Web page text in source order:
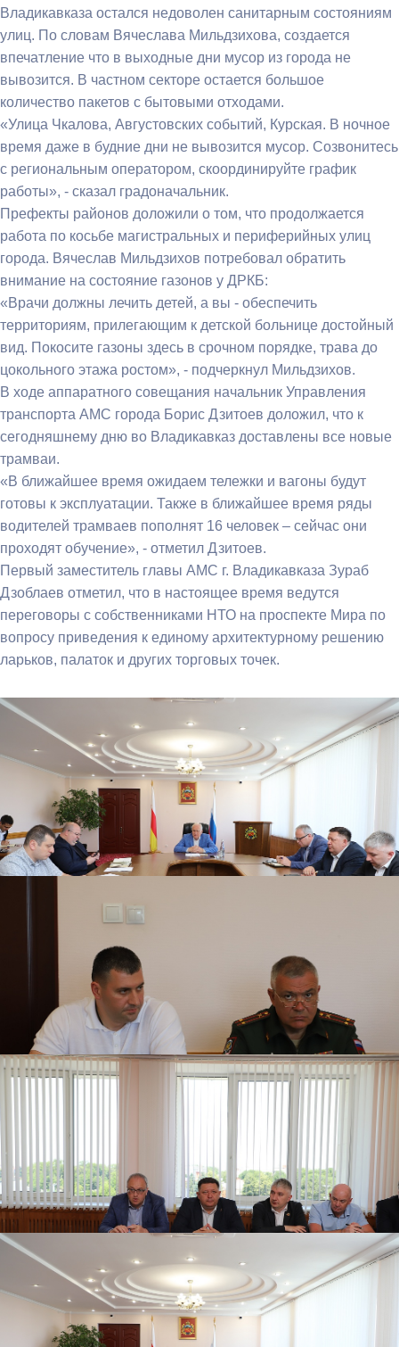
Владикавказа остался недоволен санитарным состояниям
улиц. По словам Вячеслава Мильдзихова, создается
впечатление что в выходные дни мусор из города не
вывозится. В частном секторе остается большое
количество пакетов с бытовыми отходами.
«Улица Чкалова, Августовских событий, Курская. В ночное
время даже в будние дни не вывозится мусор. Созвонитесь
с региональным оператором, скоординируйте график
работы», - сказал градоначальник.
Префекты районов доложили о том, что продолжается
работа по косьбе магистральных и периферийных улиц
города. Вячеслав Мильдзихов потребовал обратить
внимание на состояние газонов у ДРКБ:
«Врачи должны лечить детей, а вы - обеспечить
территориям, прилегающим к детской больнице достойный
вид. Покосите газоны здесь в срочном порядке, трава до
цокольного этажа ростом», - подчеркнул Мильдзихов.
В ходе аппаратного совещания начальник Управления
транспорта АМС города Борис Дзитоев доложил, что к
сегодняшнему дню во Владикавказ доставлены все новые
трамваи.
«В ближайшее время ожидаем тележки и вагоны будут
готовы к эксплуатации. Также в ближайшее время ряды
водителей трамваев пополнят 16 человек – сейчас они
проходят обучение», - отметил Дзитоев.
Первый заместитель главы АМС г. Владикавказа Зураб
Дзоблаев отметил, что в настоящее время ведутся
переговоры с собственниками НТО на проспекте Мира по
вопросу приведения к единому архитектурному решению
ларьков, палаток и других торговых точек.